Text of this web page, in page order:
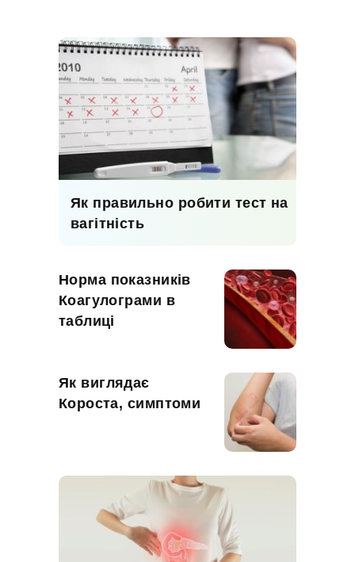
Як правильно робити тест на
вагітність
Норма показників
Коагулограми в
таблиці
Як виглядає
Короста, симптоми